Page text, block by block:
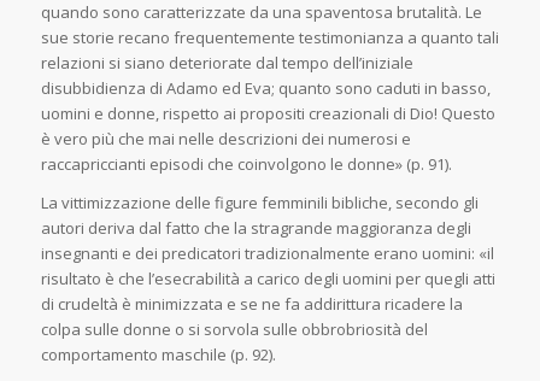
quando sono caratterizzate da una spaventosa brutalità. Le
sue storie recano frequentemente testimonianza a quanto tali
relazioni si siano deteriorate dal tempo dell’iniziale
disubbidienza di Adamo ed Eva; quanto sono caduti in basso,
uomini e donne, rispetto ai propositi creazionali di Dio! Questo
è vero più che mai nelle descrizioni dei numerosi e
raccapriccianti episodi che coinvolgono le donne» (p. 91).
La vittimizzazione delle figure femminili bibliche, secondo gli
autori deriva dal fatto che la stragrande maggioranza degli
insegnanti e dei predicatori tradizionalmente erano uomini: «il
risultato è che l’esecrabilità a carico degli uomini per quegli atti
di crudeltà è minimizzata e se ne fa addirittura ricadere la
colpa sulle donne o si sorvola sulle obbrobriosità del
comportamento maschile (p. 92).